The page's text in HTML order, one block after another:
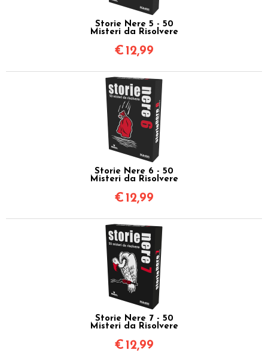
Storie Nere 5 - 50
Misteri da Risolvere
€ 12,99
Storie Nere 6 - 50
Misteri da Risolvere
€ 12,99
Storie Nere 7 - 50
Misteri da Risolvere
€ 12,99